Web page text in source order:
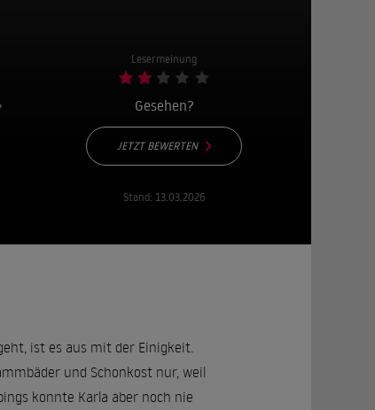
Lesermeinung
Gesehen?
JETZT BEWERTEN
Stand: 13.03.2026
ist es aus mit der Einigkeit.
und Schonkost nur, weil
konnte Karla aber noch nie